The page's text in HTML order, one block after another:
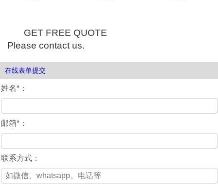
Please contact us.
GET FREE QUOTE
在线表单提交
姓名*：
邮箱*：
联系方式：